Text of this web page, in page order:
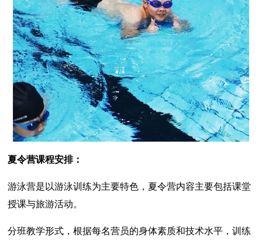
夏令营课程安排：
游泳营是以游泳训练为主要特色，夏令营内容主要包括课堂
授课与旅游活动。
分班教学形式，根据每名营员的身体素质和技术水平，训练